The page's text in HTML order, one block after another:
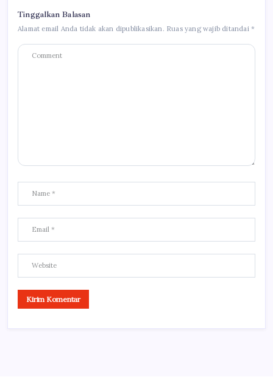
Tinggalkan Balasan
Alamat email Anda tidak akan dipublikasikan. Ruas yang wajib ditandai*